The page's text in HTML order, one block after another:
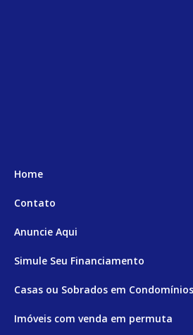
Home
Contato
Anuncie Aqui
Simule Seu Financiamento
Casas ou Sobrados em Condomínios
Imóveis com venda em permuta